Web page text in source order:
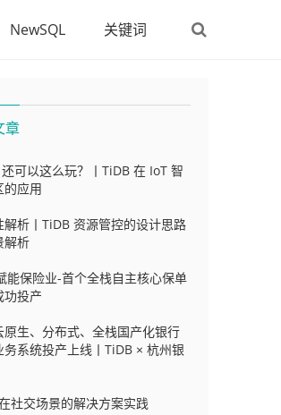
NewSQL 关键词
章
还可以这么玩？丨TiDB 在 IoT 智
的应用
解析丨TiDB 资源管控的设计思路
解析
能保险业-首个全栈自主核心保单
功投产
原生、分布式、全栈国产化银行
务系统投产上线丨TiDB × 杭州银
社交场景的解决方案实践